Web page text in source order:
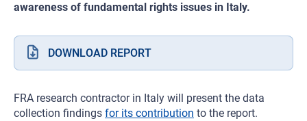
awareness of fundamental rights issues in Italy.
DOWNLOAD REPORT
FRA research contractor in Italy will present the data
collection findings for its contribution to the report.